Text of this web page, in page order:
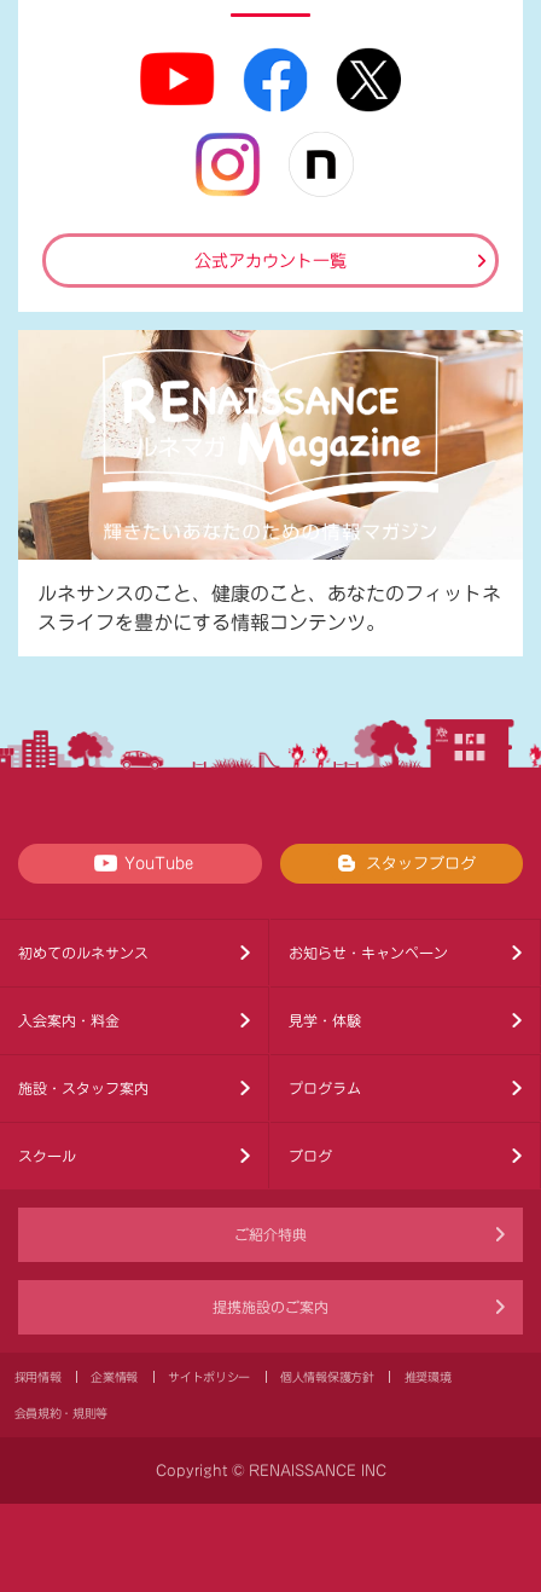
公式アカウント一覧
ルネサンスのこと、健康のこと、あなたのフィットネ
スライフを豊かにする情報コンテンツ。
YouTube スタッフブログ
初めてのルネサンス お知らせ・キャンペーン
入会案内・料金 見学・体験
施設・スタッフ案内 プログラム
スクール ブログ
ご紹介特典
提携施設のご案内
採用情報 企業情報 サイトポリシー 個人情報保護方針 推奨環境
会員規約・規則等
Copyright © RENAISSANCE INC